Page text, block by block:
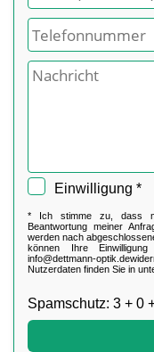
Einwilligung *
* Ich stimme zu, dass
Beantwortung meiner
werden nach
können Ihre
info@dettmann-optik.de
Nutzerdaten finden Sie in
Spamschutz: 3 + 0